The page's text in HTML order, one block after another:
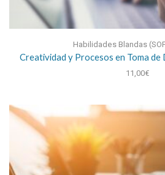
Habilidades Blandas
Creatividad y Procesos en Toma de
11,00€